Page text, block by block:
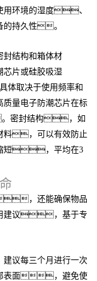
环境的湿度、
的持久性。
结构和箱体材
片或硅胶吸湿
取决于使用频率和
量电子防潮芯片在标
。密封结构，如
料，可以有效防止
短，平均在3
，还能确保物品
建议，基于专
议每三个月进行一次
表面，避免使